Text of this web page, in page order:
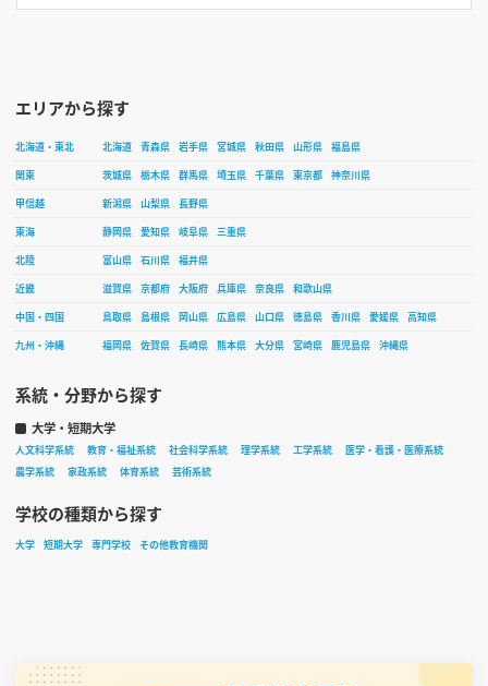
エリアから探す
北海道・東北 北海道 青森県 岩手県 宮城県 秋田県 山形県
福島県
関東
茨城県 栃木県 群馬県 埼玉県 千葉県 東京都
神奈川県
甲信越
新潟県 山梨県
長野県
東海
静岡県 愛知県 岐阜県
三重県
北陸
富山県 石川県
福井県
近畿
滋賀県 京都府 大阪府 兵庫県 奈良県
和歌山県
中国・四国
鳥取県 島根県 岡山県 広島県 山口県 徳島県 香川県 愛媛県
高知県
九州・沖縄
福岡県 佐賀県 長崎県 熊本県 大分県 宮崎県 鹿児島県 沖縄県
系統・分野から探す
大学・短期大学
人文科学系統 教育・福祉系統 社会科学系統 理学系統 工学系統
医学・看護・医療系統
農学系統
家政系統 体育系統 芸術系統
学校の種類から探す
大学 短期大学 専門学校 その他教育機関